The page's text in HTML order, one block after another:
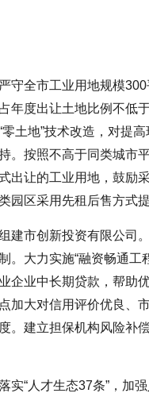
守全市工业用地规模
年度出让土地比例不低
土地”技术改造，对提
。按照不高于同类城市
出让的工业用地，鼓励
园区采用先租后售方式
建市创新投资有限公司
大力实施“融资畅通工
企业中长期贷款，帮助
加大对信用评价优良、
。建立担保机构风险补
实“人才生态37条”，加